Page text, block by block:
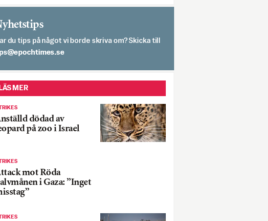
du tips på något vi borde skriva om? Skicka till
LÄS MER
dödad av
på zoo i Israel
mot Röda
i Gaza: ”Inget